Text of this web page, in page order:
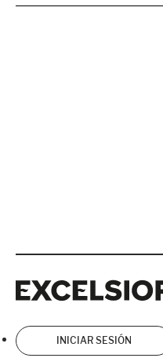
INICIAR SESIÓN